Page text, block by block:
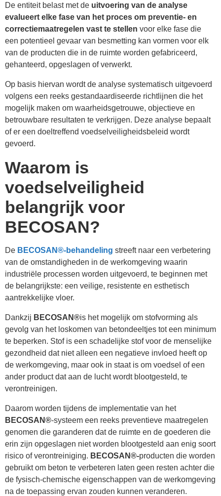
De entiteit belast met de uitvoering van de analyse
evalueert elke fase van het proces om preventie- en
correctiemaatregelen vast te stellen voor elke fase die
een potentieel gevaar van besmetting kan vormen voor elk
van de producten die in de ruimte worden gefabriceerd,
gehanteerd, opgeslagen of verwerkt.
Op basis hiervan wordt de analyse systematisch uitgevoerd
volgens een reeks gestandaardiseerde richtlijnen die het
mogelijk maken om waarheidsgetrouwe, objectieve en
betrouwbare resultaten te verkrijgen. Deze analyse bepaalt
of er een doeltreffend voedselveiligheidsbeleid wordt
gevoerd.
Waarom is
voedselveiligheid
belangrijk voor
BECOSAN?
De BECOSAN®-behandeling streeft naar een verbetering
van de omstandigheden in de werkomgeving waarin
industriële processen worden uitgevoerd, te beginnen met
de belangrijkste: een veilige, resistente en esthetisch
aantrekkelijke vloer.
Dankzij BECOSAN®is het mogelijk om stofvorming als
gevolg van het loskomen van betondeeltjes tot een minimum
te beperken. Stof is een schadelijke stof voor de menselijke
gezondheid dat niet alleen een negatieve invloed heeft op
de werkomgeving, maar ook in staat is om voedsel of een
ander product dat aan de lucht wordt blootgesteld, te
verontreinigen.
Daarom worden tijdens de implementatie van het
BECOSAN®-systeem een reeks preventieve maatregelen
genomen die garanderen dat de ruimte en de goederen die
erin zijn opgeslagen niet worden blootgesteld aan enig soort
risico of verontreiniging. BECOSAN®-producten die worden
gebruikt om beton te verbeteren laten geen resten achter die
de fysisch-chemische eigenschappen van de werkomgeving
na de toepassing ervan zouden kunnen veranderen.